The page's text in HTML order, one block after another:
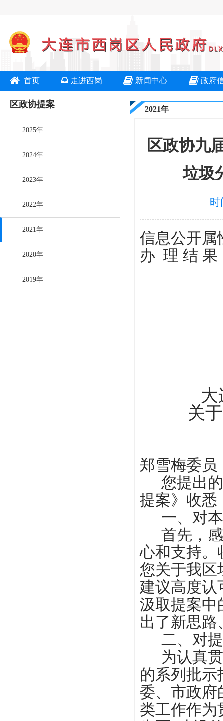
首页 走进西岗 新闻中心 政府
区政协提案
2025年
2024年
2023年
2022年
2021年
2020年
2019年
2021年
区政协九
垃圾
时
信息公开属
办 理 结 果
大
关
郑雪梅委员
您提出
提案》收悉
一、对
首先，
心和支持。
您关于我区
建议高度认
汲取提案中
出了新思路
二、对
为认真
的系列批示
委、市政府
类工作作为